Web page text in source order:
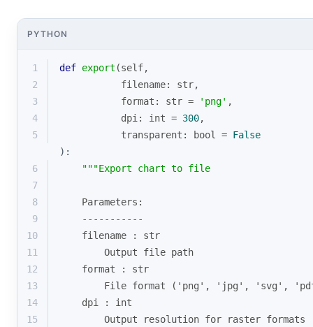
PYTHON
1 def export (self,
2
           filename:
str,
3
format : str = 'png' ,
4
           dpi:
int = 300,
5
           transparent:
bool = False
):
6
"""Export chart to file
7
8
    Parameters:
9
    -----------
10
    filename : str
11
        Output file path
12
    format : str
13
File format ('png', 'jpg', 'svg',
14
    dpi : int
15
        Output resolution for raster formats